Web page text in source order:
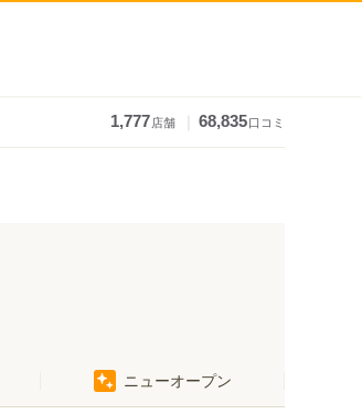
1,777店舗 68,835口コミ
ニューオープン